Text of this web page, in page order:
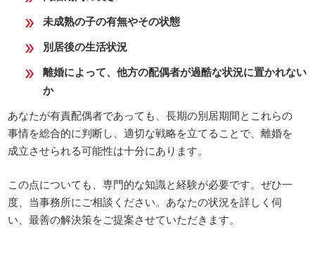
未成熟の子の有無やその状態
別居後の生活状況
離婚によって、他方の配偶者が過酷な状況に置かれない
か
あなたが有責配偶者であっても、長期の別居期間とこれらの
事情を総合的に判断し、適切な戦略を立てることで、離婚を
成立させられる可能性は十分にあります。
この点についても、専門的な知識と経験が必要です。ぜひ一
度、当事務所にご相談ください。あなたの状況を詳しく伺
い、最善の解決策をご提案させていただきます。